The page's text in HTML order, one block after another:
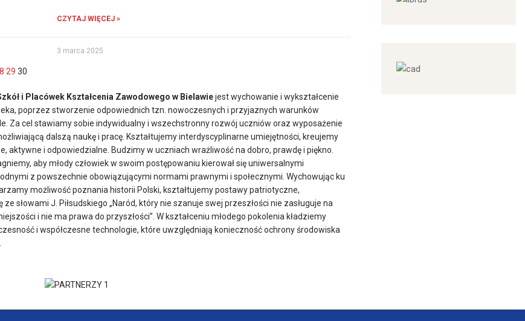
CZYTAJ WIĘCEJ »
3 marca 2025
29 30
i Placówek Kształcenia Zawodowego w Bielawiejest wychowanie i wykształcenie
poprzez stworzenie odpowiednich tzn. nowoczesnych i przyjaznych warunków
Za cel stawiamy sobie indywidualny i wszechstronny rozwój uczniów oraz wyposażenie
dalszą naukę i pracę. Kształtujemy interdyscyplinarne umiejętności, kreujemy
aktywne i odpowiedzialne. Budzimy w uczniach wrażliwość na dobro, prawdę i piękno.
aby młody człowiek w swoim postępowaniu kierował się uniwersalnymi
z powszechnie obowiązującymi normami prawnymi i społecznymi. Wychowując ku
możliwość poznania historii Polski, kształtujemy postawy patriotyczne,
ze słowami J. Piłsudskiego „Naród, który nie szanuje swej przeszłości nie zasługuje na
i nie ma prawa do przyszłości”. W kształceniu młodego pokolenia kładziemy
i współczesne technologie, które uwzględniają konieczność ochrony środowiska